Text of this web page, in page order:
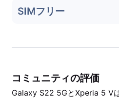
SIMフリー
コミュニティの評価
Galaxy S22 5GとXperia 5 V